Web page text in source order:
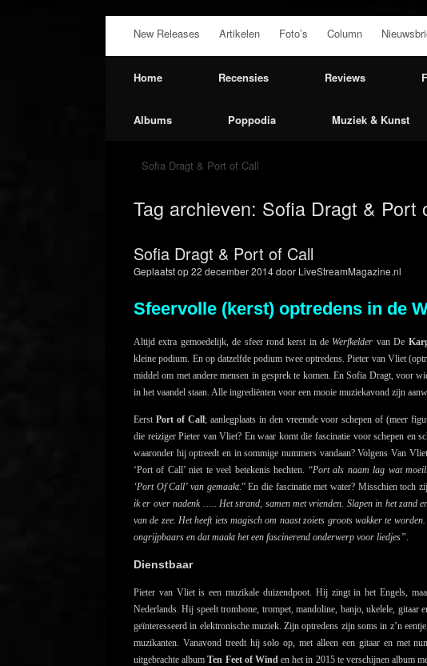
de
New Releases Artikelen Foto’s Column
Home Recensies Reviews
Albums Poppodia Muziek & Kunst
Sofia Dragt & Port of Call
Tag archieven: Sofia Dragt & Port
Sofia Dragt & Port of Call
Geplaatst op22 december 2014door LiveStreamMagazine.nl
Sfeervolle (kerst) optredens in de
Altijd extra gemoedelijk, de sfeer rond kerst in de Werfkelder van De
kleine podium. En op datzelfde podium twee optredens. Pieter van Vliet
middel om met andere mensen in gesprek te komen. En Sofia Dragt, voor
in het vaandel staan. Alle ingrediënten voor een mooie muziekavond zijn
Eerst Port of Call; aanlegplaats in den vreemde voor schepen of (meer
die reiziger Pieter van Vliet? En waar komt die fascinatie voor schepen en
waaronder hij optreedt en in sommige nummers vandaan? Volgens Van
‘Port of Call’ niet te veel betekenis hechten. “Port als naam lag wat
‘Port Of Call’ van gemaakt.” En die fascinatie met water? Misschien toch
ik er over nadenk ….. Het strand, samen met vrienden. Slapen in het zand
van de zee. Het heeft iets magisch om naast zoiets groots wakker te
ongrijpbaars en dat maakt het een fascinerend onderwerp voor liedjes”
Dienstbaar
Pieter van Vliet is een muzikale duizendpoot. Hij zingt in het Engels,
Nederlands. Hij speelt trombone, trompet, mandoline, banjo, ukelele, gitaar
geïnteresseerd in elektronische muziek. Zijn optredens zijn soms in z’n
muzikanten. Vanavond treedt hij solo op, met alleen een gitaar en met
uitgebrachte albumTen Feet of Wind en het in 2015 te verschijnen album